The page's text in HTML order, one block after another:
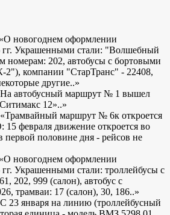
«О новогоднем оформлении
гг. Украшенными стали: "Волшебный
номерам: 202, автобусы с бортовыми
компании "СтарТранс" - 22408,
другие..»
автобусный маршрут № 1 вышел
12»..»
«Трамвайный маршрут № 6к откроется
15 февраля движение откроется во
первой половине дня - рейсов не
«О новогоднем оформлении
гг. Украшенными стали: троллейбусы с
202, 999 (салон), автобус с
трамваи: 17 (салон), 30, 186..»
23 января на линию (троллейбусный